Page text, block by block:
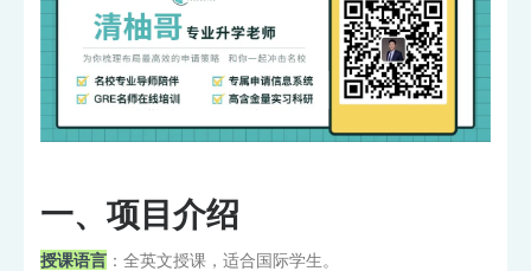
一、项目介绍
授课语言 ：全英文授课，适合国际学生。